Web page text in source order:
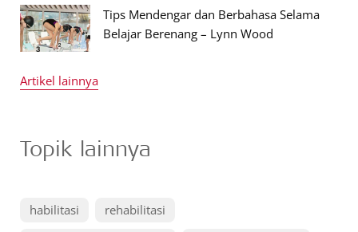
Tips Mendengar dan Berbahasa Selama
Belajar Berenang – Lynn Wood
Artikel lainnya
Topik lainnya
habilitasi
rehabilitasi